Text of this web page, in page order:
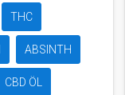
THC
ABSINTH
CBD ÖL